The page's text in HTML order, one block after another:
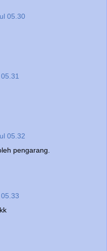
05.30
05.32
pengarang.